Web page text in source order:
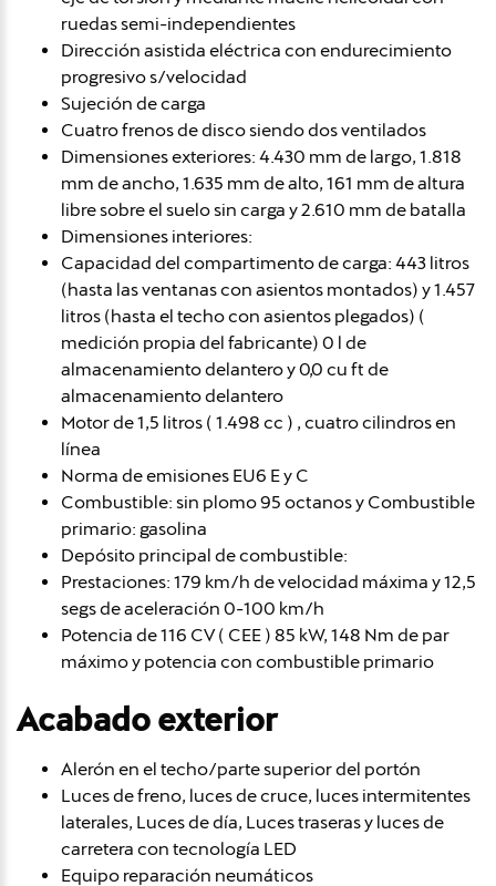
ruedas semi-independientes
Dirección asistida eléctrica con endurecimiento
progresivo s/velocidad
Sujeción de carga
Cuatro frenos de disco siendo dos ventilados
Dimensiones exteriores: 4.430 mm de largo, 1.818
mm de ancho, 1.635 mm de alto, 161 mm de altura
libre sobre el suelo sin carga y 2.610 mm de batalla
Dimensiones interiores:
Capacidad del compartimento de carga: 443 litros
(hasta las ventanas con asientos montados) y 1.457
litros (hasta el techo con asientos plegados) (
medición propia del fabricante) 0 l de
almacenamiento delantero y 0,0 cu ft de
almacenamiento delantero
Motor de 1,5 litros ( 1.498 cc ) , cuatro cilindros en
línea
Norma de emisiones EU6 E y C
Combustible: sin plomo 95 octanos y Combustible
primario: gasolina
Depósito principal de combustible:
Prestaciones: 179 km/h de velocidad máxima y 12,5
segs de aceleración 0-100 km/h
Potencia de 116 CV ( CEE ) 85 kW, 148 Nm de par
máximo y potencia con combustible primario
Acabado exterior
Alerón en el techo/parte superior del portón
Luces de freno, luces de cruce, luces intermitentes
laterales, Luces de día, Luces traseras y luces de
carretera con tecnología LED
Equipo reparación neumáticos